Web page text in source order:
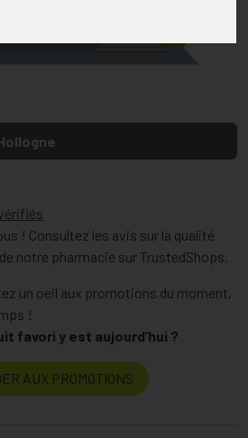
! Consultez les avis sur la qualité
notre pharmacie sur TrustedShops.
un oeil aux promotions du moment,
!
favori y est aujourd’hui ?
AUX PROMOTIONS